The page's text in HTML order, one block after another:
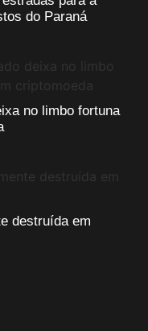
do Paraná
no limbo fortuna
destruída em